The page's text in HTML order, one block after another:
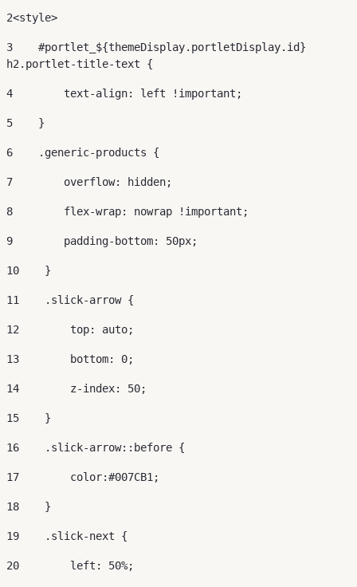
2<style>
3
    #portlet_${themeDisplay.portletDisplay.id}
h2.portlet-title-text {
4
        text-align: left !important;
5
    }
6
    .generic-products {
7
        overflow: hidden;
8
        flex-wrap: nowrap !important;
9
        padding-bottom: 50px;
10
    }
11
    .slick-arrow {
12
        top: auto;
13
        bottom: 0;
14
        z-index: 50;
15
    }
16
    .slick-arrow::before {
17
        color:#007CB1;
18
    }
19
    .slick-next {
20
        left: 50%;